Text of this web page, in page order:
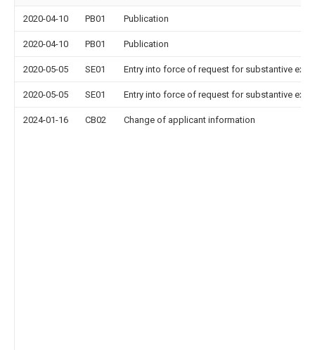
2020-04-10 PB01 Publication
2020-04-10 PB01 Publication
2020-05-05 SE01 Entry into force of request for substantive
2020-05-05 SE01 Entry into force of request for substantive
2024-01-16 CB02 Change of applicant information